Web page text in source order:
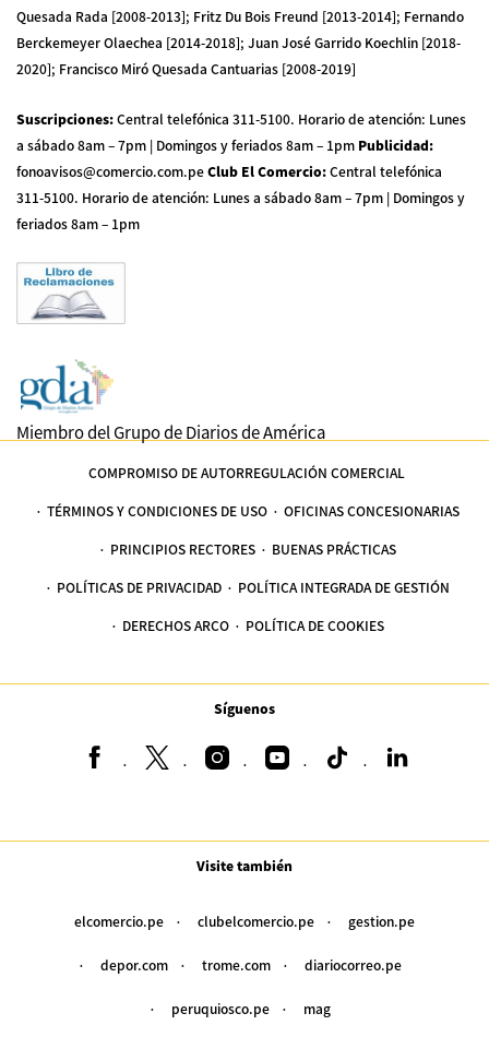
Quesada Rada [2008-2013]; Fritz Du Bois Freund [2013-2014]; Fernando
Berckemeyer Olaechea [2014-2018]; Juan José Garrido Koechlin [2018-
2020]; Francisco Miró Quesada Cantuarias [2008-2019]
Suscripciones:Central telefónica 311-5100. Horario de atención: Lunes
a sábado 8am – 7pm | Domingos y feriados 8am – 1pm Publicidad:
fonoavisos@comercio.com.peClub El Comercio:Central telefónica
311-5100. Horario de atención: Lunes a sábado 8am – 7pm | Domingos y
feriados 8am – 1pm
Miembro del Grupo de Diarios de América
COMPROMISO DE AUTORREGULACIÓN COMERCIAL
TÉRMINOS Y CONDICIONES DE USO OFICINAS CONCESIONARIAS
PRINCIPIOS RECTORES BUENAS PRÁCTICAS
POLÍTICAS DE PRIVACIDAD POLÍTICA INTEGRADA DE GESTIÓN
DERECHOS ARCO POLÍTICA DE COOKIES
Síguenos
Visite también
elcomercio.pe clubelcomercio.pe gestion.pe
depor.com trome.com diariocorreo.pe
peruquiosco.pe mag